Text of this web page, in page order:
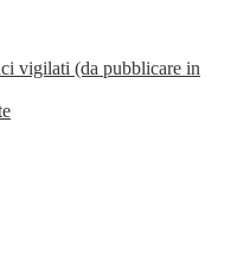
vigilati (da pubblicare in